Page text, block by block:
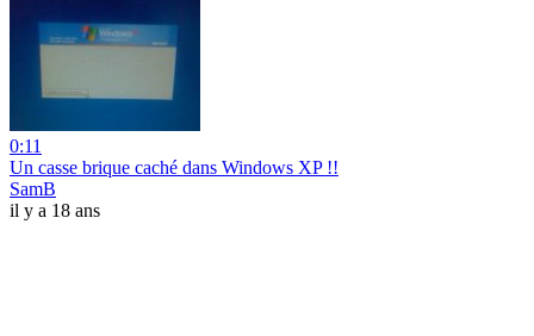
0:11
Un casse brique caché dans Windows XP !!
SamB
il y a 18 ans